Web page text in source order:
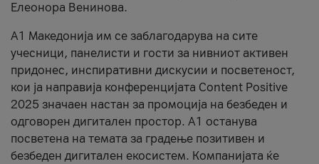
Елеонора Венинова.
А1 Македонија им се заблагодарува на сите
учесници, панелисти и гости за нивниот активен
придонес, инспиративни дискусии и посветеност,
кои ја направија конференцијата Content Positive
2025 значаен настан за промоција на безбеден и
одговорен дигитален простор. А1 останува
посветена на темата за градење позитивен и
безбеден дигитален екосистем. Компанијата ќе